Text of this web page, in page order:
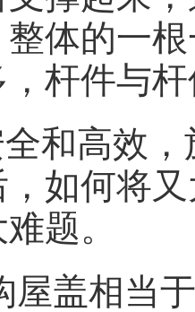
整体的一
杆件与
和高效
如何将
题。
屋盖相当